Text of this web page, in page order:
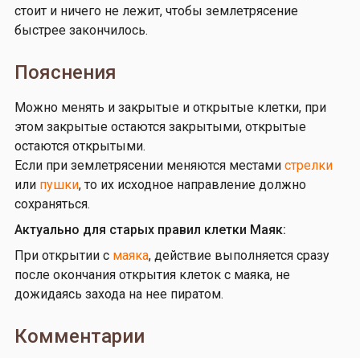
стоит и ничего не лежит, чтобы землетрясение
быстрее закончилось.
Пояснения
Можно менять и закрытые и открытые клетки, при
этом закрытые остаются закрытыми, открытые
остаются открытыми.
Если при землетрясении меняются местами стрелки
или пушки, то их исходное направление должно
сохраняться.
Актуально для старых правил клетки Маяк:
При открытии с маяка, действие выполняется сразу
после окончания открытия клеток с маяка, не
дожидаясь захода на нее пиратом.
Комментарии